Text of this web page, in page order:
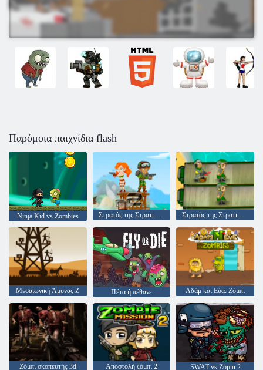
Παρόμοια παιχνίδια flash
Ninja Kid vs Zombies Στρατός της Στρατιώτες: Αντίσταση Στρατός της Στρατιώτες Παγκοσμίου Πολέμου
Μεσαιωνική Άμυνας Z Πέτα ή πέθανε Αδάμ και Εύα: Ζόμπι
Ζόμπι σκοπευτής 3d Αποστολή ζόμπι 2 SWAT vs Ζόμπι 2